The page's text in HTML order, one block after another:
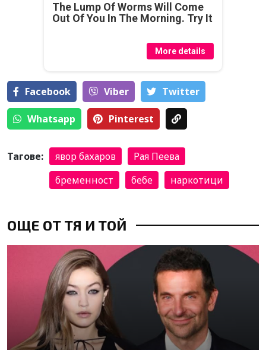
The Lump Of Worms Will Come
Out Of You In The Morning. Try It
More details
Facebook Viber Тwitter
Whatsapp Pinterest
Тагове: явор бахаров
Рая Пеева
бременност
бебе наркотици
ОЩЕ ОТ ТЯ И ТОЙ